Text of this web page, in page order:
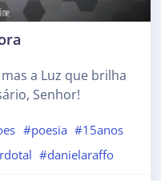
a Luz que brilha
Senhor!
#poesia #15anos
#danielaraffo